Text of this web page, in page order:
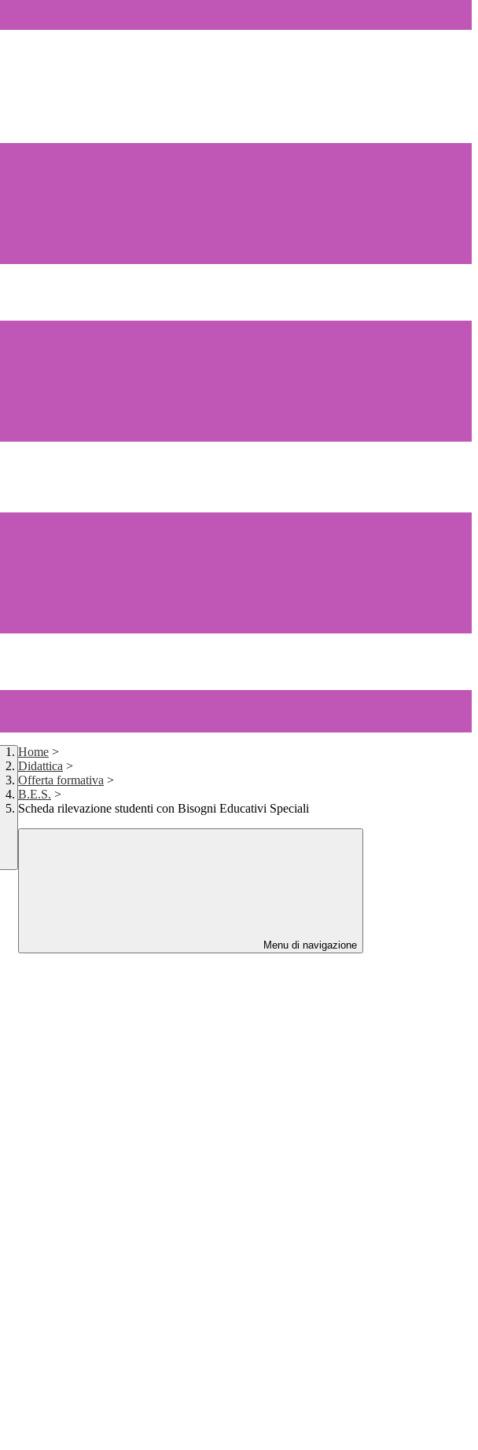
Home >
Didattica >
Offerta formativa >
B.E.S. >
Scheda rilevazione studenti con Bisogni Educativi Speciali
Menu di navigazione